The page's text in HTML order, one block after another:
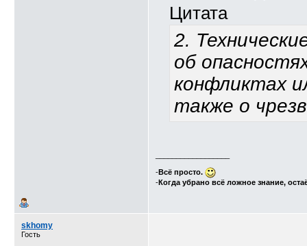
Цитата
2.
об
конфликтах
также о
-Всё просто.
-Когда убрано всё ложное знание,
skhomy
Гость